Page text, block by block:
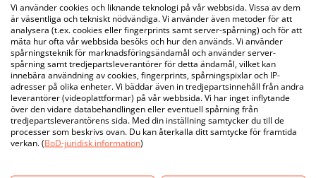
Vi använder cookies och liknande teknologi på vår webbsida. Vissa av dem
är väsentliga och tekniskt nödvändiga. Vi använder även metoder för att
analysera (t.ex. cookies eller fingerprints samt server-spårning) och för att
mäta hur ofta vår webbsida besöks och hur den används. Vi använder
spårningsteknik för marknadsföringsändamål och använder server-
spårning samt tredjepartsleverantörer för detta ändamål, vilket kan
innebära användning av cookies, fingerprints, spårningspixlar och IP-
adresser på olika enheter. Vi bäddar även in tredjepartsinnehåll från andra
leverantörer (videoplattformar) på vår webbsida. Vi har inget inflytande
över den vidare databehandlingen eller eventuell spårning från
tredjepartsleverantörens sida. Med din inställning samtycker du till de
processer som beskrivs ovan. Du kan återkalla ditt samtycke för framtida
verkan. (BoD-juridisk information)